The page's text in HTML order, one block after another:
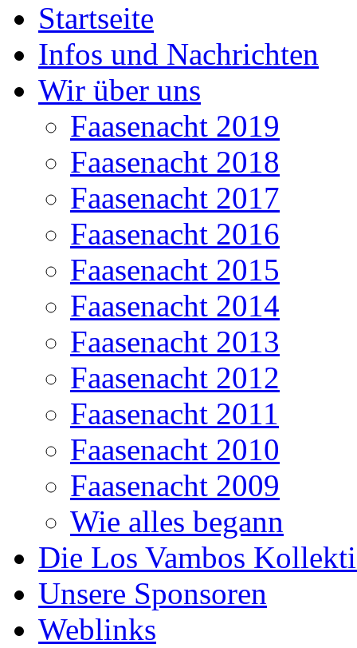
Startseite
Infos und Nachrichten
Wir über uns
Faasenacht 2019
Faasenacht 2018
Faasenacht 2017
Faasenacht 2016
Faasenacht 2015
Faasenacht 2014
Faasenacht 2013
Faasenacht 2012
Faasenacht 2011
Faasenacht 2010
Faasenacht 2009
Wie alles begann
Die Los Vambos
Unsere Sponsoren
Weblinks